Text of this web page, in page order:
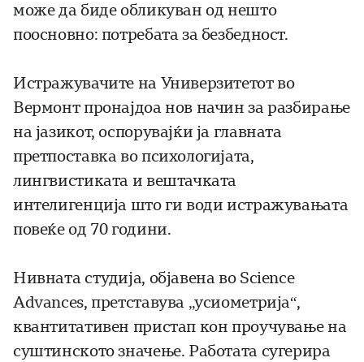
може да биде обликуван од нешто
поосновно: потребата за безбедност.
Истражувачите на Универзитетот во
Вермонт пронајдоа нов начин за разбирање
на јазикот, оспорувајќи ја главната
претпоставка во психологијата,
лингвистиката и вештачката
интелигенција што ги води истражувањата
повеќе од 70 години.
Нивната студија, објавена во Science
Advances, претставува „усиометрија“,
квантитативен пристап кон проучување на
суштинското значење. Работата сугерира